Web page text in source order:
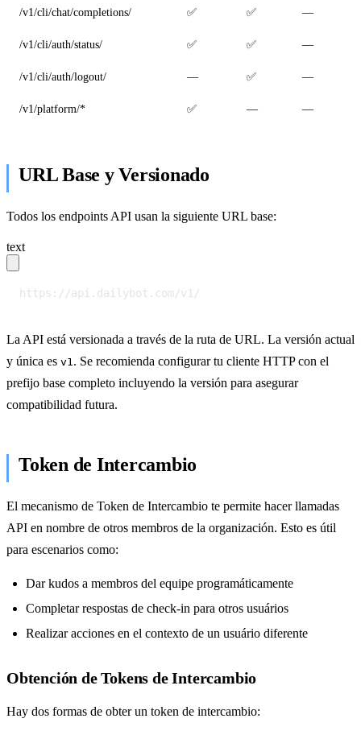
/v1/cli/chat/completions/ ✅ ✅ —
/v1/cli/auth/status/ ✅ ✅ —
/v1/cli/auth/logout/ — ✅ —
/v1/platform/* ✅ — —
URL Base y Versionado
Todos los endpoints API usan la siguiente URL base:
text
https://api.dailybot.com/v1/
La API está versionada a través de la ruta de URL. La versión actual
y única es v1 . Se recomienda configurar tu cliente HTTP con el
prefijo base completo incluyendo la versión para asegurar
compatibilidad futura.
Token de Intercambio
El mecanismo de Token de Intercambio te permite hacer llamadas
API en nombre de otros membros de la organización. Esto es útil
para escenarios como:
Dar kudos a membros del equipe programáticamente
Completar respostas de check-in para otros usuários
Realizar acciones en el contexto de un usuário diferente
Obtención de Tokens de Intercambio
Hay dos formas de obter un token de intercambio: